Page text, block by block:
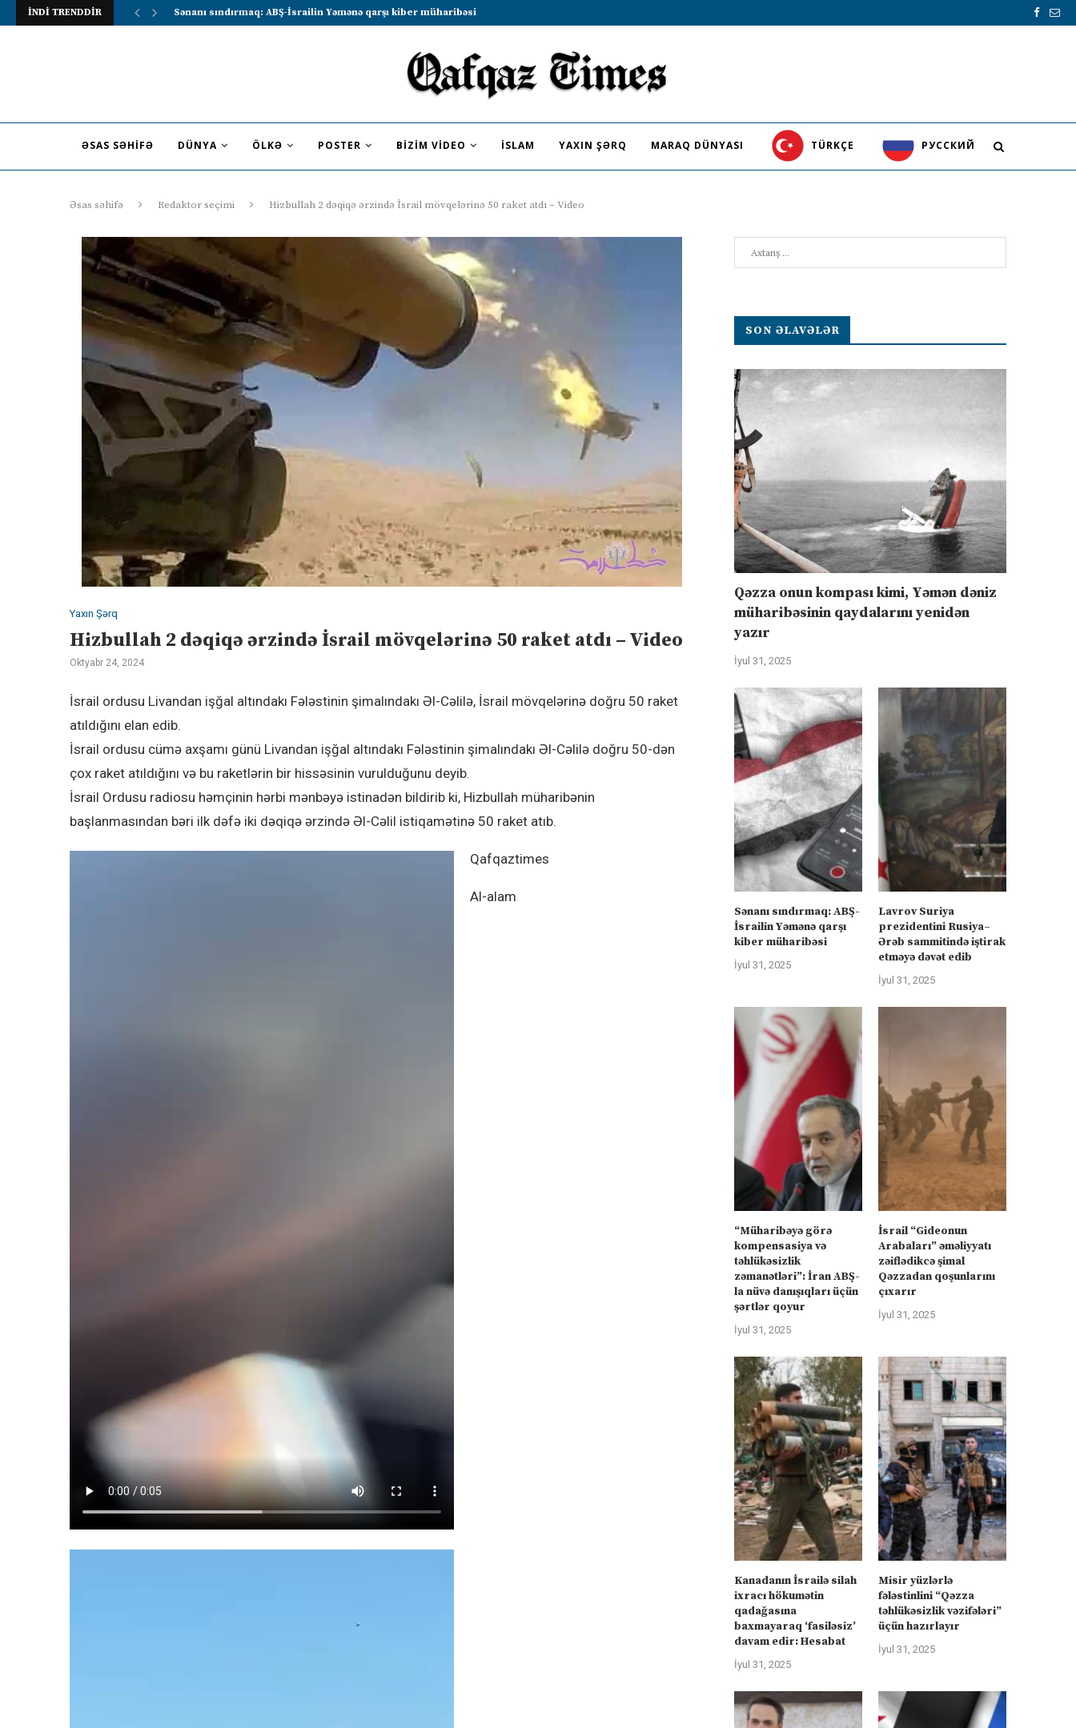
İNDİ TRENDDİR Lavrov Suriya prezidentini Rusiya–Ərəb sammitində iştirak etməyə dəvət...
ƏSAS SƏHIFƏ DÜNYA ÖLKƏ POSTER BIZIM VIDEO İSLAM YAXIN ŞƏRQ MARAQ DÜNYASI TÜRKÇE PУССКИЙ
Əsas səhifə Redaktor seçimi Hizbullah 2 dəqiqə ərzində İsrail mövqelərinə 50 raket atdı – Video
Yaxın Şərq
Hizbullah 2 dəqiqə ərzində İsrail mövqelərinə 50 raket atdı – Video
Oktyabr 24, 2024
İsrail ordusu Livandan işğal altındakı Fələstinin şimalındakı Əl-Cəlilə, İsrail mövqelərinə doğru 50 raket
atıldığını elan edib.
İsrail ordusu cümə axşamı günü Livandan işğal altındakı Fələstinin şimalındakı Əl-Cəlilə doğru 50-dən
çox raket atıldığını və bu raketlərin bir hissəsinin vurulduğunu deyib.
İsrail Ordusu radiosu həmçinin hərbi mənbəyə istinadən bildirib ki, Hizbullah müharibənin
başlanmasından bəri ilk dəfə iki dəqiqə ərzində Əl-Cəlil istiqamətinə 50 raket atıb.
Qafqaztimes
Al-alam
SON ƏLAVƏLƏR
Qəzza onun kompası kimi, Yəmən dəniz
müharibəsinin qaydalarını yenidən
yazır
İyul 31, 2025
Sənanı sındırmaq: ABŞ-
İsrailin Yəmənə qarşı
kiber müharibəsi
İyul 31, 2025
Lavrov Suriya
prezidentini Rusiya–
Ərəb sammitində iştirak
etməyə dəvət edib
İyul 31, 2025
“Müharibəyə görə
kompensasiya və
təhlükəsizlik
zəmanətləri”: İran ABŞ-
la nüvə danışıqları üçün
şərtlər qoyur
İyul 31, 2025
İsrail “Gideonun
Arabaları” əməliyyatı
zəiflədikcə şimal
Qəzzadan qoşunlarını
çıxarır
İyul 31, 2025
Kanadanın İsrailə silah
ixracı hökumətin
qadağasına
baxmayaraq ‘fasiləsiz’
davam edir: Hesabat
İyul 31, 2025
Misir yüzlərlə
fələstinlini “Qəzza
təhlükəsizlik vəzifələri”
üçün hazırlayır
İyul 31, 2025